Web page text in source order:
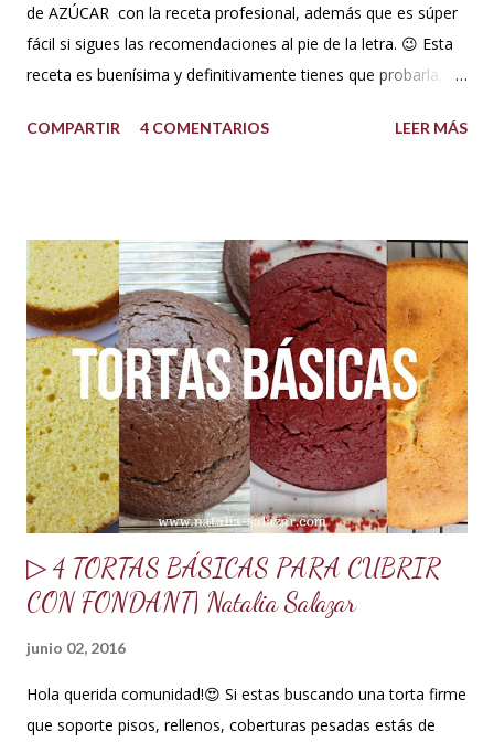
de AZÚCAR con la receta profesional, además que es súper
fácil si sigues las recomendaciones al pie de la letra. 😉 Esta
receta es buenísima y definitivamente tienes que probarla,
súper fina y también soporta los climas más húmedos. Es
azúcar glass o impalpable 15 ml de CMC o Tylose 25 ml de
agua para hidratar la gelatina 1 sobrecito de gelatina sin
sabor o grenetina o 7 g. 10 g de merengue en polvo + 30 ml
de agua para hidratar. Nota: Si no se consigue se puede usar
1 clara de huevo pasteurizado, pero recomiendo mejor el
merengue en polvo, lo venden en tiendas de insumos
reposteros. 10 ml de glucosa o miel de maíz 15 ml de Crisco
o ma...
COMPARTIR 4 COMENTARIOS LEER MÁS
▷ 4 TORTAS BÁSICAS PARA CUBRIR
CON FONDANT| Natalia Salazar
junio 02, 2016
Hola querida comunidad!😍 Si estas buscando una torta firme
que soporte pisos, rellenos, coberturas pesadas estás de